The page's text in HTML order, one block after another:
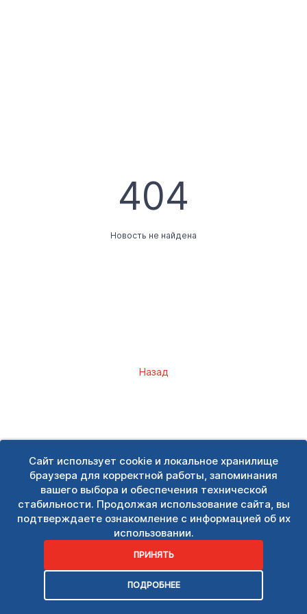
Сайт использует cookie и локальное хранилище
браузера для корректной работы, запоминания
вашего выбора и обеспечения технической
стабильности. Продолжая использование сайта, вы
подтверждаете ознакомление с информацией об их
использовании.
ПРИНЯТЬ
ПОДРОБНЕЕ
404
Новость не найдена
Назад